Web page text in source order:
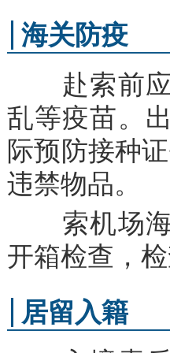
海关防疫
赴索前应
乱等疫苗。
际预防接种
违禁物品。
索机场海
开箱检查，
居留入籍